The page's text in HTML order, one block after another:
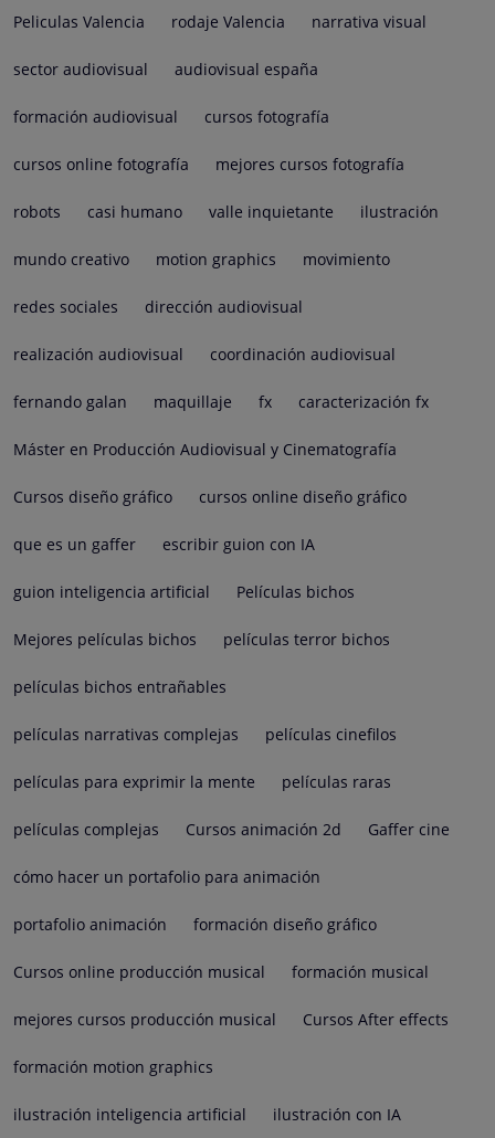
Peliculas Valencia rodaje Valencia narrativa visual
sector audiovisual audiovisual españa
formación audiovisual cursos fotografía
cursos online fotografía mejores cursos fotografía
robots casi humano valle inquietante ilustración
mundo creativo motion graphics movimiento
redes sociales dirección audiovisual
realización audiovisual coordinación audiovisual
fernando galan maquillaje fx caracterización fx
Máster en Producción Audiovisual y Cinematografía
Cursos diseño gráfico cursos online diseño gráfico
que es un gaffer escribir guion con IA
guion inteligencia artificial Películas bichos
Mejores películas bichos películas terror bichos
películas bichos entrañables
películas narrativas complejas películas cinefilos
películas para exprimir la mente películas raras
películas complejas Cursos animación 2d Gaffer cine
cómo hacer un portafolio para animación
portafolio animación formación diseño gráfico
Cursos online producción musical formación musical
mejores cursos producción musical Cursos After effects
formación motion graphics
ilustración inteligencia artificial ilustración con IA